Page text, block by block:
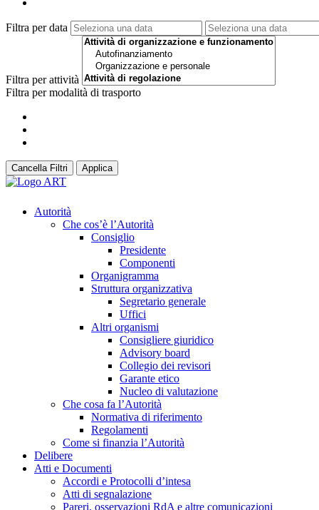
Filtra per data
Filtra per attività
Filtra per modalità di trasporto
Cancella Filtri Applica
Autorità
Che cos’è l’Autorità
Consiglio
Presidente
Componenti
Organigramma
Struttura organizzativa
Segretario generale
Uffici
Altri organismi
Consigliere giuridico
Advisory board
Collegio dei revisori
Garante etico
Nucleo di valutazione
Che cosa fa l’Autorità
Normativa di riferimento
Regolamenti
Come si finanzia l’Autorità
Delibere
Atti e Documenti
Accordi e Protocolli d’intesa
Atti di segnalazione
Pareri, osservazioni RdA e altre comunicazioni